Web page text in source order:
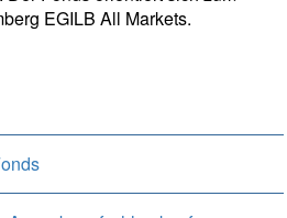
EGILB All Markets.